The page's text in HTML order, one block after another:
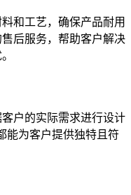
和工艺，确保产品耐用
后服务，帮助客户解决
户的实际需求进行设计
能为客户提供独特且符